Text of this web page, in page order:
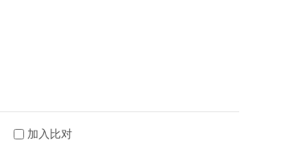
加入比对